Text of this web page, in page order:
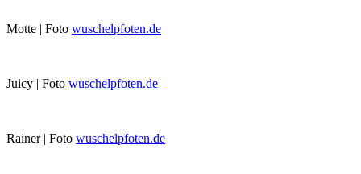
Motte | Foto wuschelpfoten.de
Juicy | Foto wuschelpfoten.de
Rainer | Foto wuschelpfoten.de